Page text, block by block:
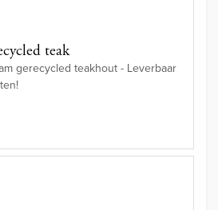
teak
gerecycled teakhout - Leverbaar